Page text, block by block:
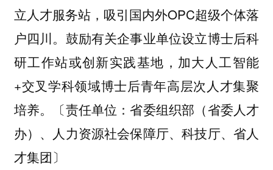
立人才服务站，吸引国内外OPC超级个体落
户四川。鼓励有关企事业单位设立博士后科
研工作站或创新实践基地，加大人工智能
+交叉学科领域博士后青年高层次人才集聚
培养。〔责任单位：省委组织部（省委人才
办）、人力资源社会保障厅、科技厅、省人
才集团〕